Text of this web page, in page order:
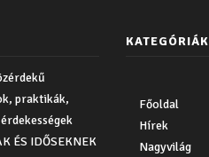
praktikák,
ÉS IDŐSEKNEK
KATEGÓRIÁK
Főoldal
Hírek
Nagyvilág